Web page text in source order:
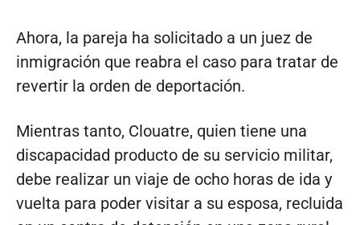
Ahora, la pareja ha solicitado a un juez de
inmigración que reabra el caso para tratar de
revertir la orden de deportación.
Mientras tanto, Clouatre, quien tiene una
discapacidad producto de su servicio militar,
debe realizar un viaje de ocho horas de ida y
vuelta para poder visitar a su esposa, recluida